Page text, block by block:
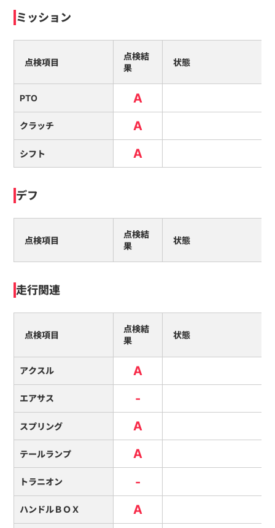
ミッション
点検項目
点検結
果
状態
PTO A
クラッチ A
シフト A
デフ
点検項目
点検結
果
状態
走行関連
点検項目
点検結
果
状態
アクスル A
エアサス -
スプリング A
テールランプ A
トラニオン -
ハンドルＢＯＸ A